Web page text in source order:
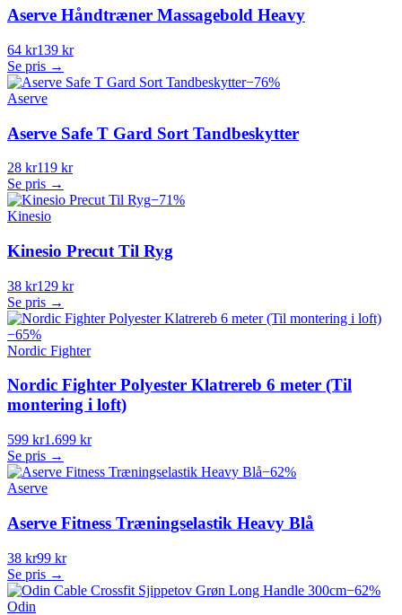
Aserve Håndtræner Massagebold Heavy
64 kr139 kr
Se pris →
−76%
Aserve
Aserve Safe T Gard Sort Tandbeskytter
28 kr119 kr
Se pris →
−71%
Kinesio
Kinesio Precut Til Ryg
38 kr129 kr
Se pris →
−65%
Nordic Fighter
Nordic Fighter Polyester Klatrereb 6 meter (Til
montering i loft)
599 kr1.699 kr
Se pris →
−62%
Aserve
Aserve Fitness Træningselastik Heavy Blå
38 kr99 kr
Se pris →
−62%
Odin